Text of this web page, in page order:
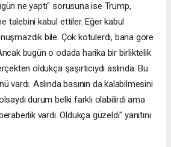
ne yaptı" sorusuna ise Trump,
talebini kabul ettiler. Eğer kabul
bile. Çok kötülerdi, bana göre
bugün o odada harika bir birliktelik
oldukça şaşırtıcıydı aslında. Bu
vardı. Aslında basının da kalabilmesini
durum belki farklı olabilirdi ama
vardı. Oldukça güzeldi" yanıtını